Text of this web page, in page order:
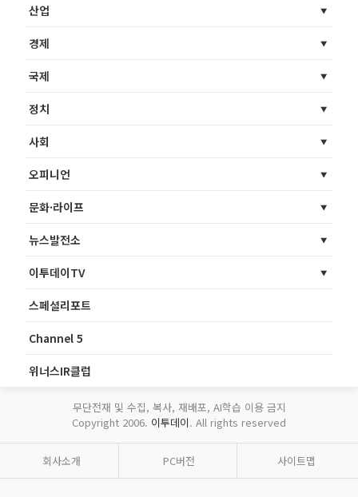
산업
경제
국제
정치
사회
오피니언
문화·라이프
뉴스발전소
이투데이TV
스페셜리포트
Channel 5
위너스IR클럽
무단전재 및 수집, 복사, 재배포, AI학습 이용 금지
Copyright 2006. 이투데이. All rights reserved
회사소개 PC버전 사이트맵